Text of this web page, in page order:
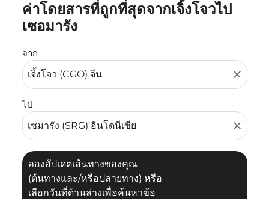
ค่าโดยสารที่ถูกที่สุดจากเจิ้งโจวไป
เซอมารัง
จาก
close
ไป
close
ลองอัปเดตเส้นทางของคุณ
(ต้นทางและ/หรือปลายทาง) หรือ
เลือกวันที่ด้านล่างเพื่อค้นหาข้อ
ลองอัปเดตเส้นทางของคุณ (ต้นทางและ/หรือปลายทาง) หรื